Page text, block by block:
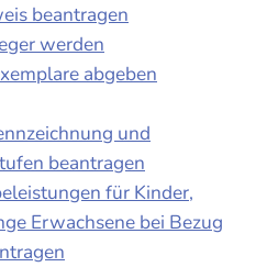
beantragen
werden
abgeben
und
beantragen
für Kinder,
Erwachsene bei Bezug